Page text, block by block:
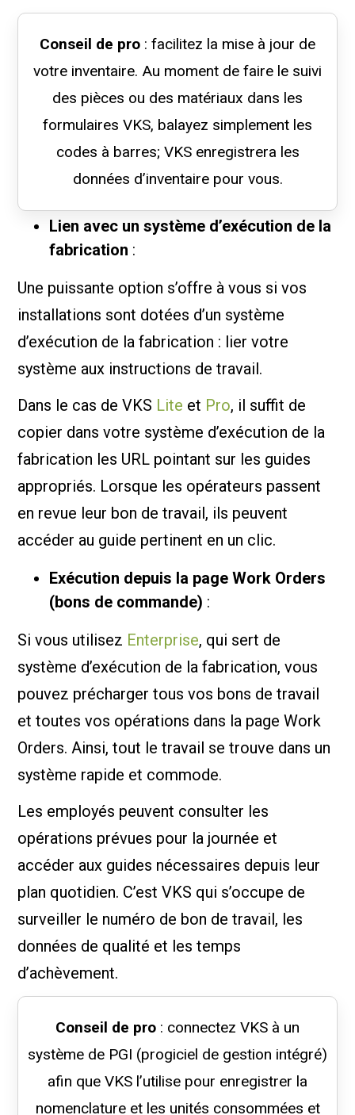
Conseil de pro : facilitez la mise à jour de
votre inventaire. Au moment de faire le suivi
des pièces ou des matériaux dans les
formulaires VKS, balayez simplement les
codes à barres; VKS enregistrera les
données d’inventaire pour vous.
Lien avec un système d’exécution de la
fabrication :
Une puissante option s’offre à vous si vos
installations sont dotées d’un système
d’exécution de la fabrication : lier votre
système aux instructions de travail.
Dans le cas de VKS Lite et Pro, il suffit de
copier dans votre système d’exécution de la
fabrication les URL pointant sur les guides
appropriés. Lorsque les opérateurs passent
en revue leur bon de travail, ils peuvent
accéder au guide pertinent en un clic.
Exécution depuis la page Work Orders
(bons de commande) :
Si vous utilisez Enterprise, qui sert de
système d’exécution de la fabrication, vous
pouvez précharger tous vos bons de travail
et toutes vos opérations dans la page Work
Orders. Ainsi, tout le travail se trouve dans un
système rapide et commode.
Les employés peuvent consulter les
opérations prévues pour la journée et
accéder aux guides nécessaires depuis leur
plan quotidien. C’est VKS qui s’occupe de
surveiller le numéro de bon de travail, les
données de qualité et les temps
d’achèvement.
Conseil de pro : connectez VKS à un
système de PGI (progiciel de gestion intégré)
afin que VKS l’utilise pour enregistrer la
nomenclature et les unités consommées et